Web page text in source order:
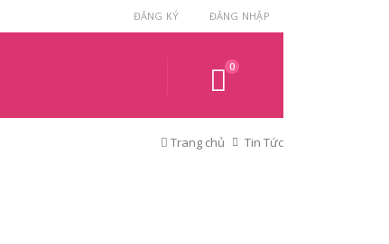
ĐĂNG KÝ ĐĂNG NHẬP
0
Trang chủ Tin Tức